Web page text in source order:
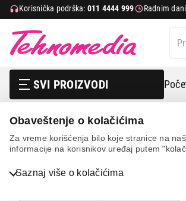
Obaveštenje o kolačićima
Za vreme korišćenja bilo koje stranice na
informacije na korisnikov uređaj putem
Saznaj više o kolačićima
Korisnička podrška: 011 4444 999 Radnim
SVI PROIZVODI
Mali kuhinjski aparati Mikseri
Cena od Cena do